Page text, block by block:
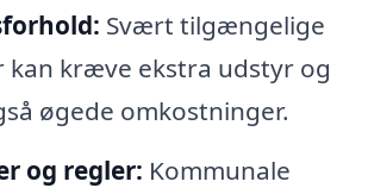
Svært tilgængelige
kan kræve ekstra udstyr og
øgede omkostninger.
og regler: Kommunale